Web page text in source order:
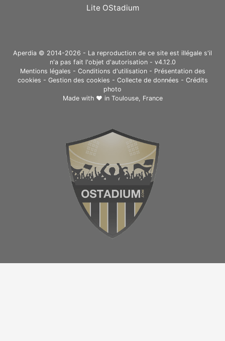
Lite OStadium
Aperdia © 2014-2026 - La reproduction de ce site est illégale s'il
n'a pas fait l'objet d'autorisation - v4.12.0
Mentions légales - Conditions d'utilisation- Présentation des
cookies - Gestion des cookies - Collecte de données - Crédits
photo
Made with ❤ in Toulouse, France